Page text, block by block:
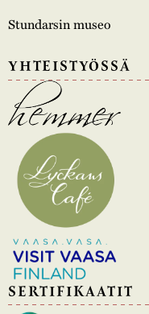
Stundarsin museo
YHTEISTYÖSSÄ
SERTIFIKAATIT